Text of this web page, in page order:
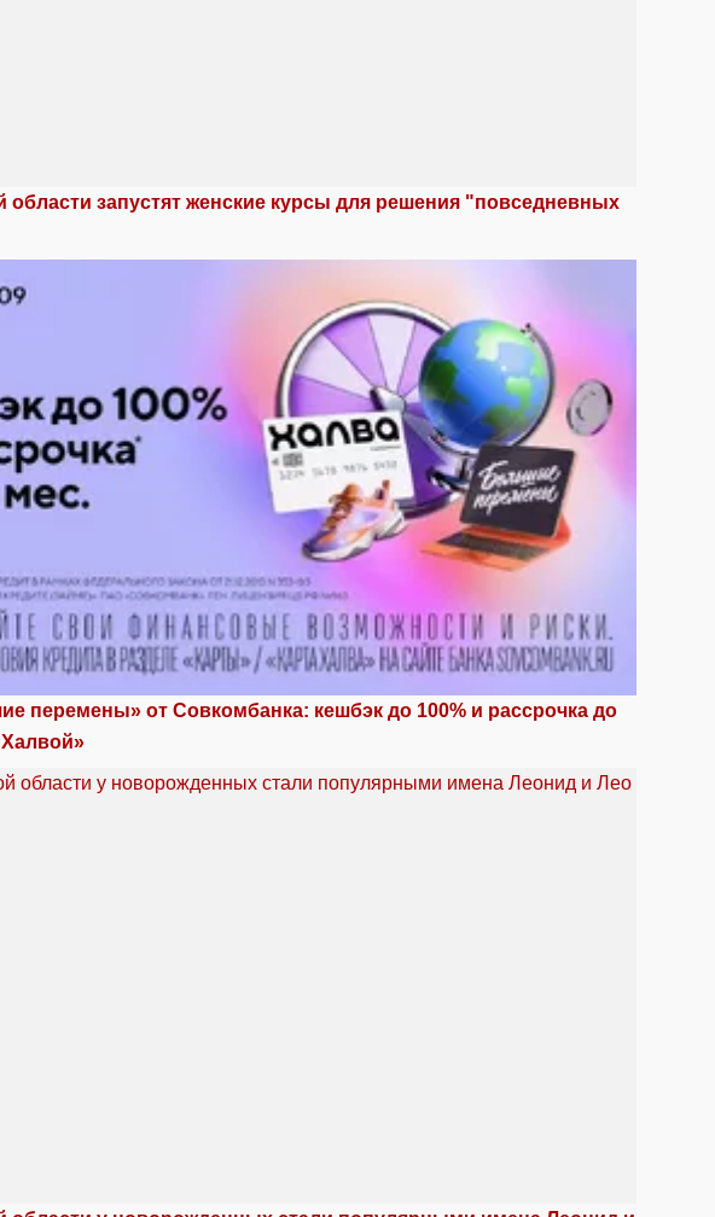
области запустят женские курсы для решения "повседневных
перемены» от Совкомбанка: кешбэк до 100% и рассрочка до